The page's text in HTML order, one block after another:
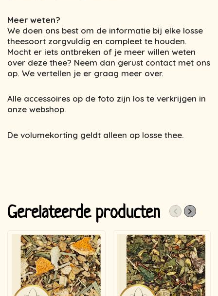
Meer weten?
We doen ons best om de informatie bij elke losse
theesoort zorgvuldig en compleet te houden.
Mocht er iets ontbreken of je meer willen weten
over deze thee? Neem dan gerust contact met ons
op. We vertellen je er graag meer over.
Alle accessoires op de foto zijn los te verkrijgen in
onze webshop.
De volumekorting geldt alleen op losse thee.
Gerelateerde producten